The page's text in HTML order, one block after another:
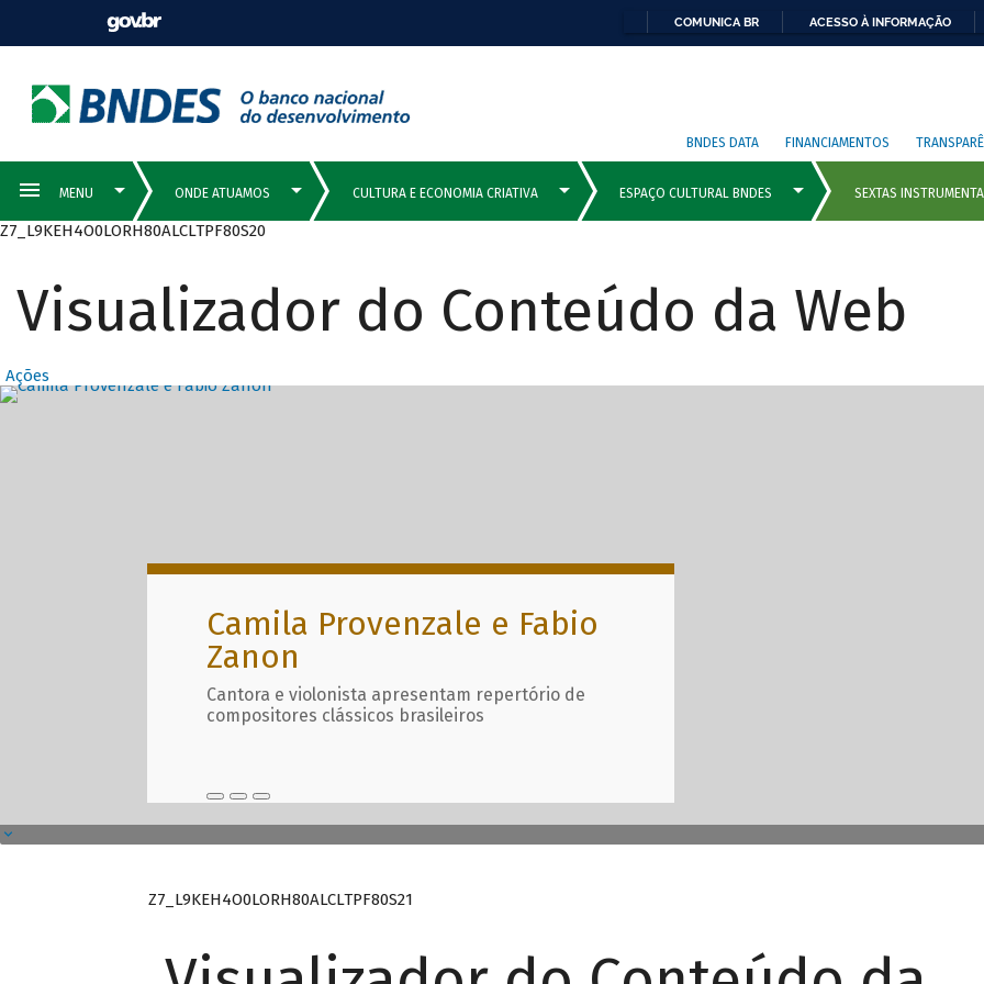
COMUNICA BR ACESSO À INFORMAÇÃO
BNDES DATA FINANCIAMENTOS
Z7_L9KEH4O0LORH80ALCLTPF80S20
Visualizador do Conteúdo da Web
Ações
Destaques Principais com
Camila Provenzale e Fabio
Zanon
Cantora e violonista apresentam repertório de
compositores clássicos brasileiros
Z7_L9KEH4O0LORH80ALCLTPF80S21